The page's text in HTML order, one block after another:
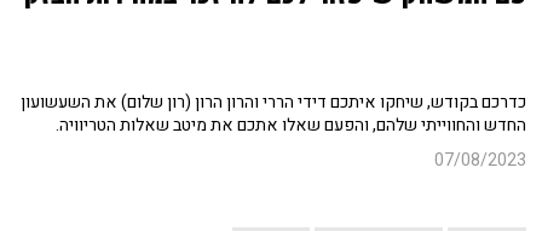
כדרכם בקודש, שיחקו איתכם דידי הררי והרון הרון (רון שלום) את השעשועון
החדש והחווייתי שלהם, והפעם שאלו אתכם את מיטב שאלות הטריוויה.
07/08/2023